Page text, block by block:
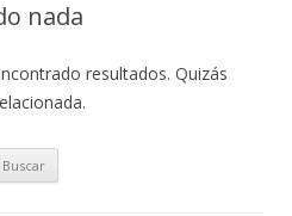
nada
resultados. Quizás